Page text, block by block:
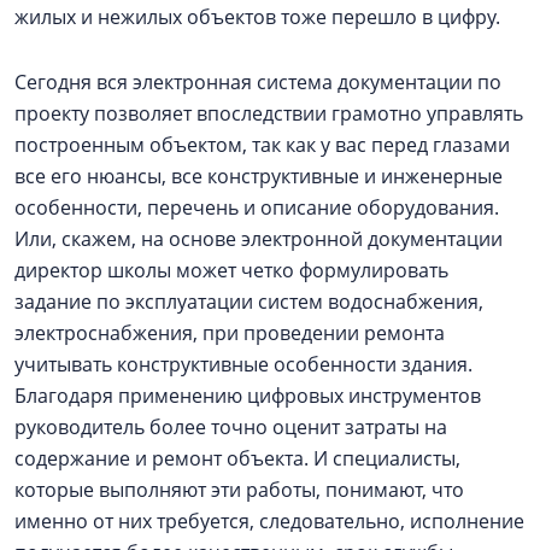
жилых и нежилых объектов тоже перешло в цифру.
Сегодня вся электронная система документации по
проекту позволяет впоследствии грамотно управлять
построенным объектом, так как у вас перед глазами
все его нюансы, все конструктивные и инженерные
особенности, перечень и описание оборудования.
Или, скажем, на основе электронной документации
директор школы может четко формулировать
задание по эксплуатации систем водоснабжения,
электроснабжения, при проведении ремонта
учитывать конструктивные особенности здания.
Благодаря применению цифровых инструментов
руководитель более точно оценит затраты на
содержание и ремонт объекта. И специалисты,
которые выполняют эти работы, понимают, что
именно от них требуется, следовательно, исполнение